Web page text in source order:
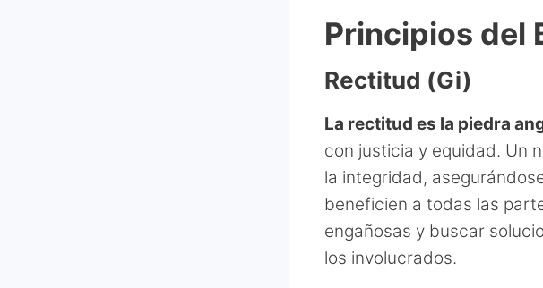
Principios del
Rectitud (Gi)
La rectitud es la piedra
con justicia y equidad. Un
la integridad,
beneficien a todas las
engañosas y buscar
los involucrados.